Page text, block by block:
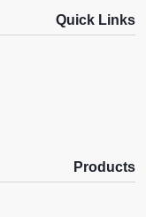
Quick Links
Products